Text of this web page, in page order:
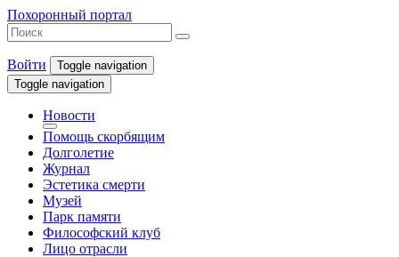
Похоронный портал
Войти
Toggle navigation
Toggle navigation
Новости
Помощь скорбящим
Долголетие
Журнал
Эстетика смерти
Музей
Парк памяти
Философский клуб
Лицо отрасли